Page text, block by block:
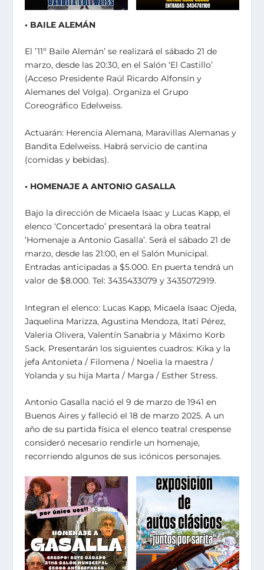
• BAILE ALEMÁN
El ’11º Baile Alemán’ se realizará el sábado 21 de
marzo, desde las 20:30, en el Salón ‘El Castillo’
(Acceso Presidente Raúl Ricardo Alfonsín y
Alemanes del Volga). Organiza el Grupo
Coreográfico Edelweiss.
Actuarán: Herencia Alemana, Maravillas Alemanas y
Bandita Edelweiss. Habrá servicio de cantina
(comidas y bebidas).
• HOMENAJE A ANTONIO GASALLA
Bajo la dirección de Micaela Isaac y Lucas Kapp, el
elenco ‘Concertado’ presentará la obra teatral
‘Homenaje a Antonio Gasalla’. Será el sábado 21 de
marzo, desde las 21:00, en el Salón Municipal.
Entradas anticipadas a $5.000. En puerta tendrá un
valor de $8.000. Tel: 3435433079 y 3435072919.
Integran el elenco: Lucas Kapp, Micaela Isaac Ojeda,
Jaquelina Marizza, Agustina Mendoza, Itatí Pérez,
Valeria Olivera, Valentín Sanabria y Máximo Korb
Sack. Presentarán los siguientes cuadros: Kika y la
jefa Antonieta / Filomena / Noelia la maestra /
Yolanda y su hija Marta / Marga / Esther Stress.
Antonio Gasalla nació el 9 de marzo de 1941 en
Buenos Aires y falleció el 18 de marzo 2025. A un
año de su partida física el elenco teatral crespense
consideró necesario rendirle un homenaje,
recorriendo algunos de sus icónicos personajes.